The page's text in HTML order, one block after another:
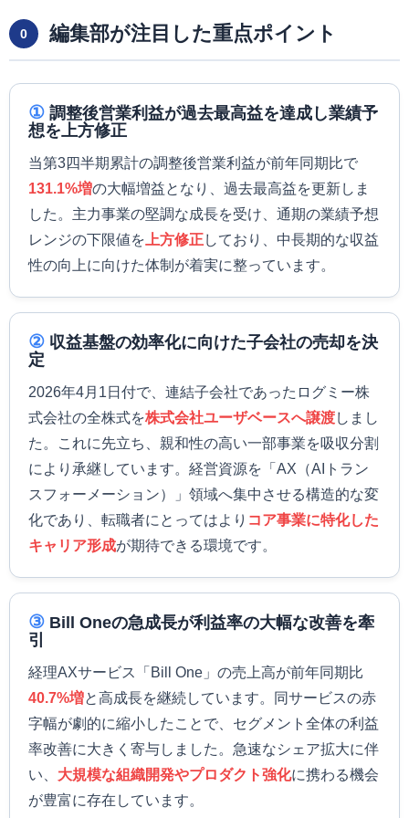
0 編集部が注目した重点ポイント
① 調整後営業利益が過去最高益を達成し業績予
想を上方修正
当第3四半期累計の調整後営業利益が前年同期比で
131.1%増の大幅増益となり、過去最高益を更新しま
した。主力事業の堅調な成長を受け、通期の業績予想
レンジの下限値を 上方修正しており、中長期的な収益
性の向上に向けた体制が着実に整っています。
② 収益基盤の効率化に向けた子会社の売却を決
定
2026年4月1日付で、連結子会社であったログミー株
式会社の全株式を株式会社ユーザベースへ譲渡しまし
た。これに先立ち、親和性の高い一部事業を吸収分割
により承継しています。経営資源を「AX（AIトラン
スフォーメーション）」領域へ集中させる構造的な変
化であり、転職者にとってはより コア事業に特化した
キャリア形成が期待できる環境です。
③ Bill Oneの急成長が利益率の大幅な改善を牽
引
経理AXサービス「Bill One」の売上高が前年同期比
40.7%増と高成長を継続しています。同サービスの赤
字幅が劇的に縮小したことで、セグメント全体の利益
率改善に大きく寄与しました。急速なシェア拡大に伴
い、 大規模な組織開発やプロダクト強化に携わる機会
が豊富に存在しています。